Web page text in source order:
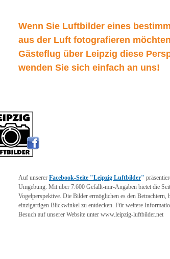
Wenn Sie Luftbilder eines
aus der Luft fotografieren
Gästeflug über Leipzig diese
wenden Sie sich einfach an uns!
Auf unserer Facebook-Seite "Leipzig Luftbilder"
Umgebung. Mit über 7.600 Gefällt-mir-Angaben bietet die
Vogelperspektive. Die Bilder ermöglichen es den Betrachtern,
einzigartigen Blickwinkel zu entdecken. Für weitere
Besuch auf unserer Website unter www.leipzig-luftbilder.net